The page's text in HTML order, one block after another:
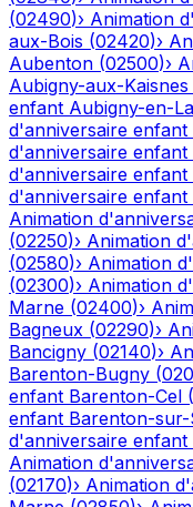
(02490)› Animation
aux-Bois (02420)›
Aubenton (02500)›
Aubigny-aux-Kaisnes
enfant Aubigny-en-
d'anniversaire enfant
d'anniversaire enfant
d'anniversaire enfant
d'anniversaire enfant
Animation
(02250)› Animation
(02580)› Animation
(02300)› Animation
Marne (02400)›
Bagneux (02290)›
Bancigny (02140)›
Barenton-Bugny (
enfant Barenton-Cel (
enfant Barenton-
d'anniversaire enfant
Animation
(02170)› Animation